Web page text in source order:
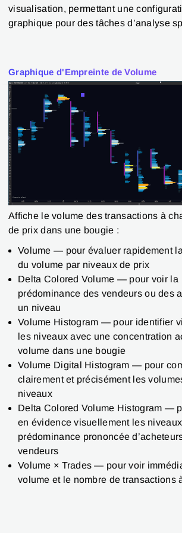
visualisation, permettant une
graphique pour des tâches d’analyse
Graphique d'Empreinte de Volume
Affiche le volume des transactions à
de prix dans une bougie :
Volume — pour évaluer rapidement
du volume par niveaux de prix
Delta Colored Volume — pour voir la
prédominance des vendeurs ou des
un niveau
Volume Histogram — pour identifier
les niveaux avec une concentration
volume dans une bougie
Volume Digital Histogram — pour
clairement et précisément les
niveaux
Delta Colored Volume Histogram —
en évidence visuellement les
prédominance prononcée
vendeurs
Volume × Trades — pour voir
volume et le nombre de transactions